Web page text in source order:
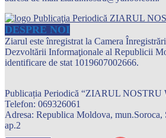
DESPRE NOI
Ziarul este înregistrat la Camera
Dezvoltării Informaţionale al Republicii
identificare de stat 1019607002666.
Publicația Periodică “ZIARUL NOSTRU
Telefon: 069326061
Adresa: Republica Moldova, mun.Soroca,
ap.2